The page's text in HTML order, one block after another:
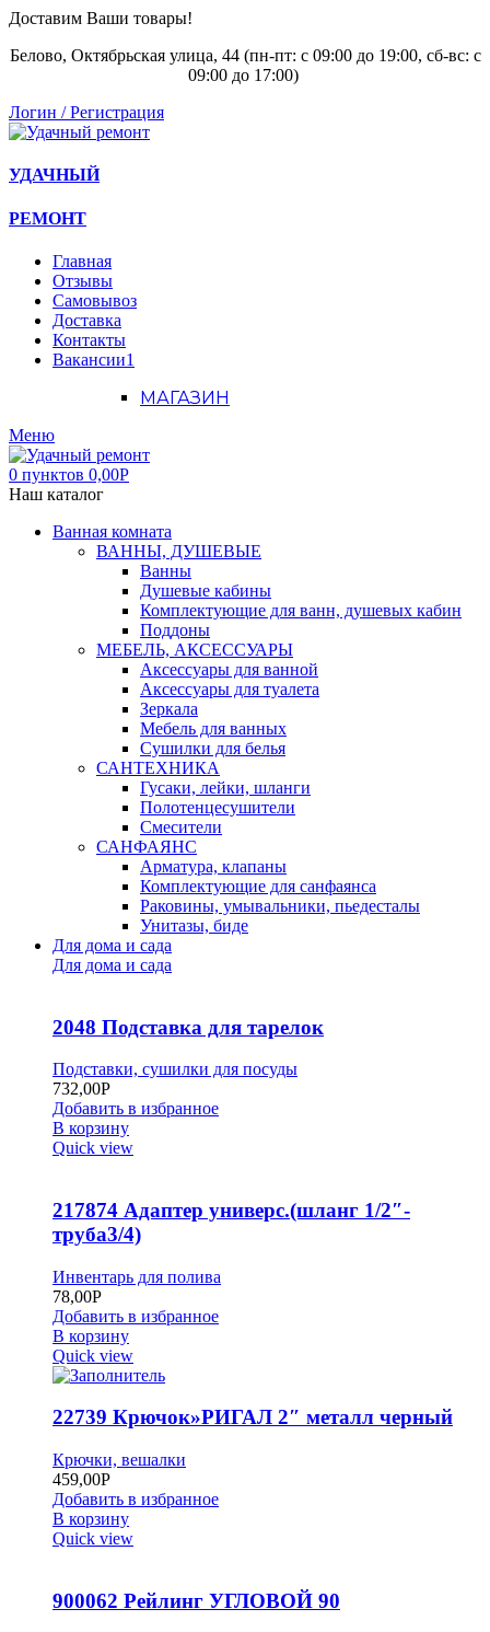
Доставим Ваши товары!
Белово, Октябрьская улица, 44 (пн-пт: с 09:00 до 19:00, сб-вс: с
09:00 до 17:00)
Логин / Регистрация
УДАЧНЫЙ
РЕМОНТ
Главная
Отзывы
Самовывоз
Доставка
Контакты
Вакансии1
МАГАЗИН
Меню
0 пунктов 0,00Р
Наш каталог
Ванная комната
ВАННЫ, ДУШЕВЫЕ
Ванны
Душевые кабины
Комплектующие для ванн, душевых кабин
Поддоны
МЕБЕЛЬ, АКСЕССУАРЫ
Аксессуары для ванной
Аксессуары для туалета
Зеркала
Мебель для ванных
Сушилки для белья
САНТЕХНИКА
Гусаки, лейки, шланги
Полотенцесушители
Смесители
САНФАЯНС
Арматура, клапаны
Комплектующие для санфаянса
Раковины, умывальники, пьедесталы
Унитазы, биде
Для дома и сада
Для дома и сада
2048 Подставка для тарелок
Подставки, сушилки для посуды
732,00Р
Добавить в избранное
В корзину
Quick view
217874 Адаптер универс.(шланг 1/2″-
труба3/4)
Инвентарь для полива
78,00Р
Добавить в избранное
В корзину
Quick view
22739 Крючок»РИГАЛ 2″ металл черный
Крючки, вешалки
459,00Р
Добавить в избранное
В корзину
Quick view
900062 Рейлинг УГЛОВОЙ 90